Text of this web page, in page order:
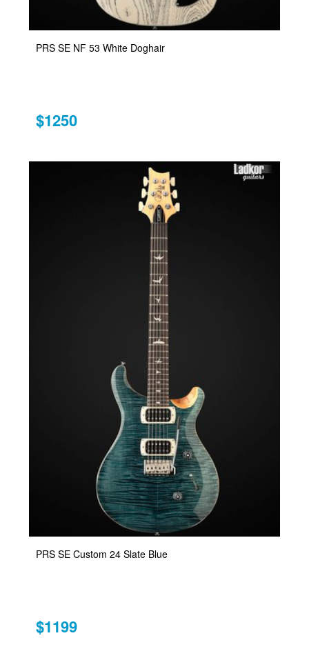
PRS SE NF 53 White Doghair
$1250
PRS SE Custom 24 Slate Blue
$1199